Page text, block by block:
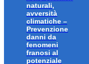
naturali,
avversità
climatiche –
Prevenzione
danni da
fenomeni
franosi al
potenziale